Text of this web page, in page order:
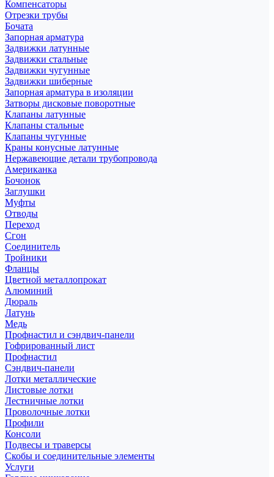
Компенсаторы
Отрезки трубы
Бочата
Запорная арматура
Задвижки латунные
Задвижки стальные
Задвижки чугунные
Задвижки шиберные
Запорная арматура в изоляции
Затворы дисковые поворотные
Клапаны латунные
Клапаны стальные
Клапаны чугунные
Краны конусные латунные
Нержавеющие детали трубопровода
Американка
Бочонок
Заглушки
Муфты
Отводы
Переход
Сгон
Соединитель
Тройники
Фланцы
Цветной металлопрокат
Алюминий
Дюраль
Латунь
Медь
Профнастил и сэндвич-панели
Гофрированный лист
Профнастил
Сэндвич-панели
Лотки металлические
Листовые лотки
Лестничные лотки
Проволочные лотки
Профили
Консоли
Подвесы и траверсы
Скобы и соединительные элементы
Услуги